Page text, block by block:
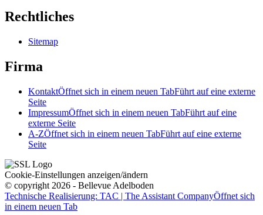
Rechtliches
Sitemap
Firma
KontaktÖffnet sich in einem neuen TabFührt auf eine externe
Seite
ImpressumÖffnet sich in einem neuen TabFührt auf eine
externe Seite
A-ZÖffnet sich in einem neuen TabFührt auf eine externe
Seite
Cookie-Einstellungen anzeigen/ändern
© copyright 2026 - Bellevue Adelboden
Technische Realisierung: TAC | The Assistant CompanyÖffnet sich
in einem neuen Tab